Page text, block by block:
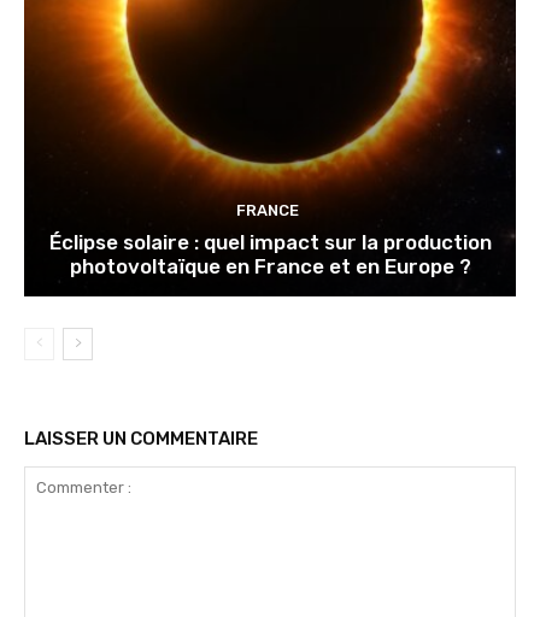
FRANCE
Éclipse solaire : quel impact sur la production
photovoltaïque en France et en Europe ?
LAISSER UN COMMENTAIRE